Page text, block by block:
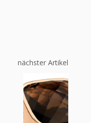
nächster Artikel